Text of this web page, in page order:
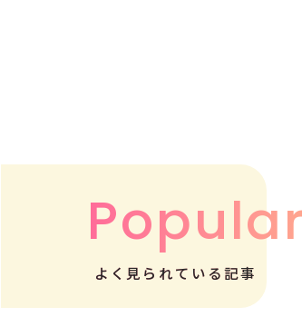
よく見られている記事